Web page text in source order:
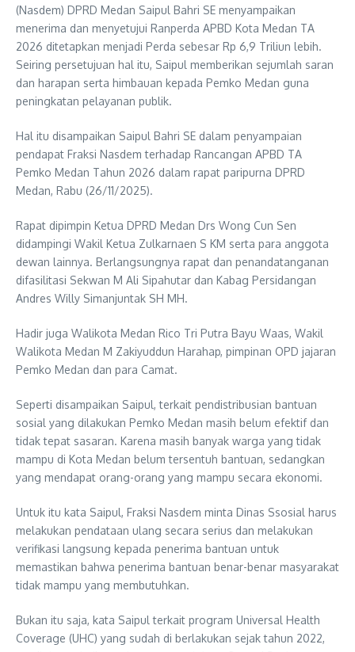
(Nasdem) DPRD Medan Saipul Bahri SE menyampaikan
menerima dan menyetujui Ranperda APBD Kota Medan TA
2026 ditetapkan menjadi Perda sebesar Rp 6,9 Triliun lebih.
Seiring persetujuan hal itu, Saipul memberikan sejumlah saran
dan harapan serta himbauan kepada Pemko Medan guna
peningkatan pelayanan publik.
Hal itu disampaikan Saipul Bahri SE dalam penyampaian
pendapat Fraksi Nasdem terhadap Rancangan APBD TA
Pemko Medan Tahun 2026 dalam rapat paripurna DPRD
Medan, Rabu (26/11/2025).
Rapat dipimpin Ketua DPRD Medan Drs Wong Cun Sen
didampingi Wakil Ketua Zulkarnaen S KM serta para anggota
dewan lainnya. Berlangsungnya rapat dan penandatanganan
difasilitasi Sekwan M Ali Sipahutar dan Kabag Persidangan
Andres Willy Simanjuntak SH MH.
Hadir juga Walikota Medan Rico Tri Putra Bayu Waas, Wakil
Walikota Medan M Zakiyuddun Harahap, pimpinan OPD jajaran
Pemko Medan dan para Camat.
Seperti disampaikan Saipul, terkait pendistribusian bantuan
sosial yang dilakukan Pemko Medan masih belum efektif dan
tidak tepat sasaran. Karena masih banyak warga yang tidak
mampu di Kota Medan belum tersentuh bantuan, sedangkan
yang mendapat orang-orang yang mampu secara ekonomi.
Untuk itu kata Saipul, Fraksi Nasdem minta Dinas Ssosial harus
melakukan pendataan ulang secara serius dan melakukan
verifikasi langsung kepada penerima bantuan untuk
memastikan bahwa penerima bantuan benar-benar masyarakat
tidak mampu yang membutuhkan.
Bukan itu saja, kata Saipul terkait program Universal Health
Coverage (UHC) yang sudah di berlakukan sejak tahun 2022,